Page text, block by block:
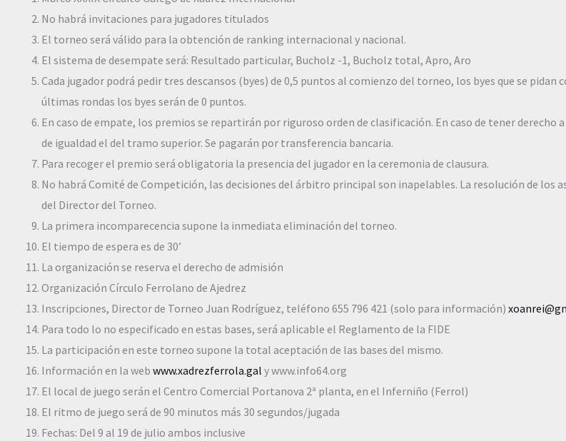
No habrá invitaciones para jugadores titulados
El torneo será válido para la obtención de ranking internacional y nacional.
El sistema de desempate será: Resultado particular, Bucholz -1, Bucholz total, Apro, Aro
Cada jugador podrá pedir tres descansos (byes) de 0,5 puntos al comienzo del torneo, los byes que se pidan
últimas rondas los byes serán de 0 puntos.
En caso de empate, los premios se repartirán por riguroso orden de clasificación. En caso de tener derecho
de igualdad el del tramo superior. Se pagarán por transferencia bancaria.
Para recoger el premio será obligatoria la presencia del jugador en la ceremonia de clausura.
No habrá Comité de Competición, las decisiones del árbitro principal son inapelables. La resolución de los
del Director del Torneo.
La primera incomparecencia supone la inmediata eliminación del torneo.
El tiempo de espera es de 30’
La organización se reserva el derecho de admisión
Organización Círculo Ferrolano de Ajedrez
Inscripciones, Director de Torneo Juan Rodríguez, teléfono 655 796 421 (solo para información)
Para todo lo no especificado en estas bases, será aplicable el Reglamento de la FIDE
La participación en este torneo supone la total aceptación de las bases del mismo.
Información en la web www.xadrezferrola.gal y www.info64.org
El local de juego serán el Centro Comercial Portanova 2ª planta, en el Inferniño (Ferrol)
El ritmo de juego será de 90 minutos más 30 segundos/jugada
Fechas: Del 9 al 19 de julio ambos inclusive